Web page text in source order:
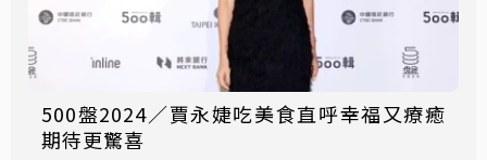
500盤2024／賈永婕吃美食直呼幸福又療癒
期待更驚喜